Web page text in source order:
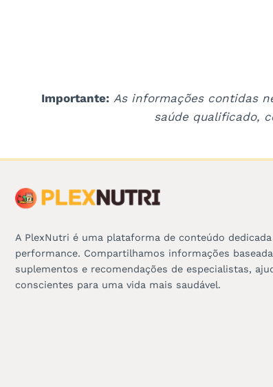
Importante: As informações contidas
saúde qualificado,
A PlexNutri é uma plataforma de conteúdo
performance. Compartilhamos informações
suplementos e recomendações de especialistas,
conscientes para uma vida mais saudável.